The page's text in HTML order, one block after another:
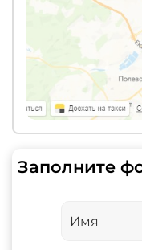
Заполните